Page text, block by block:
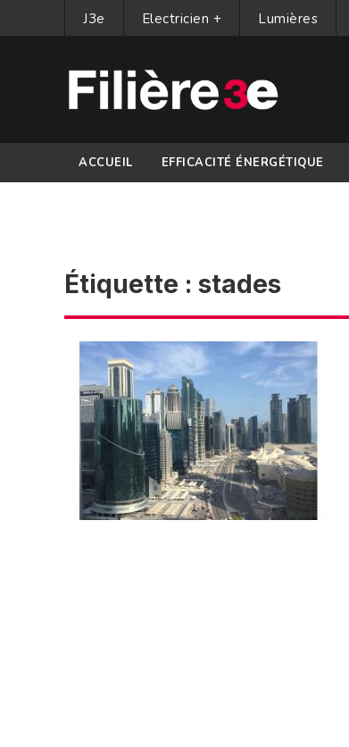
J3e Electricien + Lumières
ACCUEIL EFFICACITÉ ÉNERGÉTIQUE
Étiquette : stades